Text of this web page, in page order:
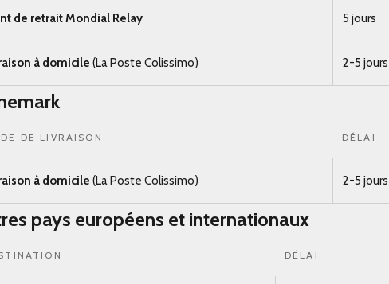
de retrait Mondial Relay 5 jours
à domicile (La Poste Colissimo) 2-5 jours
DE LIVRAISON DÉLAI
à domicile (La Poste Colissimo) 2-5 jours
pays européens et internationaux
DÉLAI